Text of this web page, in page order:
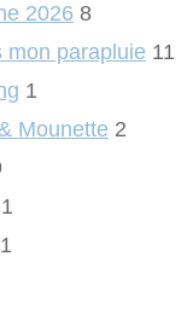
2026 8
mon parapluie 11
1
Mounette 2
1
1